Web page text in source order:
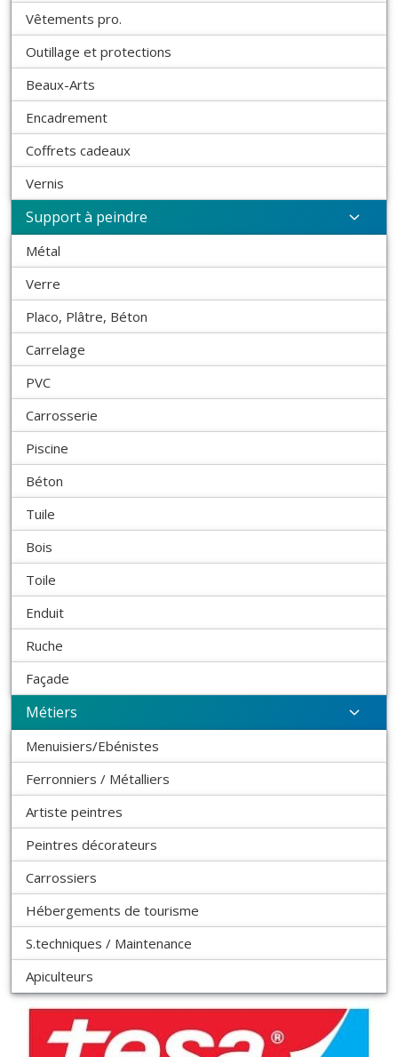
Vêtements pro.
Outillage et protections
Beaux-Arts
Encadrement
Coffrets cadeaux
Vernis
Support à peindre
Métal
Verre
Placo, Plâtre, Béton
Carrelage
PVC
Carrosserie
Piscine
Béton
Tuile
Bois
Toile
Enduit
Ruche
Façade
Métiers
Menuisiers/Ebénistes
Ferronniers / Métalliers
Artiste peintres
Peintres décorateurs
Carrossiers
Hébergements de tourisme
S.techniques / Maintenance
Apiculteurs